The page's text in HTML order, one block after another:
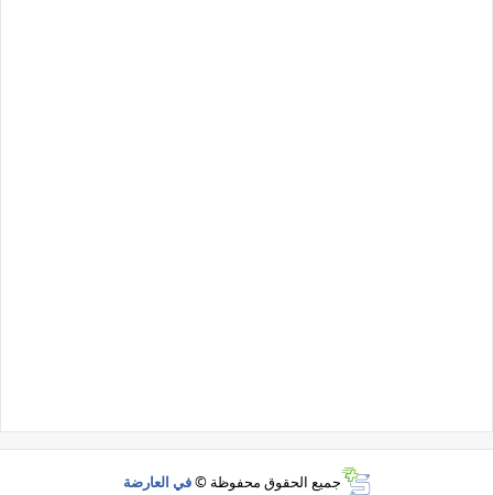
جميع الحقوق محفوظة ©في العارضة